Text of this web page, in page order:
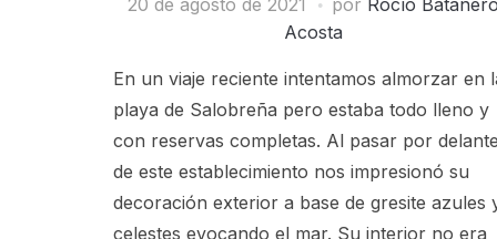
Acosta
En un viaje reciente intentamos almorzar en
playa de Salobreña pero estaba todo lleno y
con reservas completas. Al pasar por delante
de este establecimiento nos impresionó su
decoración exterior a base de gresite azules
celestes evocando el mar. Su interior no era